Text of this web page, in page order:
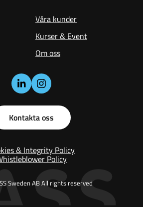
Våra kunder
Kurser & Event
Om oss
Kontakta oss
Sweden AB All rights reserved
& Integrity Policy
Policy